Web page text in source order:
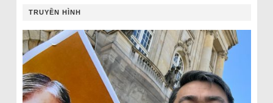
TRUYỀN HÌNH